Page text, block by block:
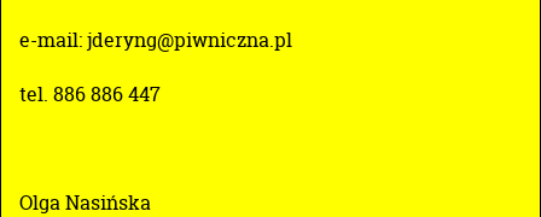
e-mail: jderyng@piwniczna.pl
tel. 886 886 447
Olga Nasińska